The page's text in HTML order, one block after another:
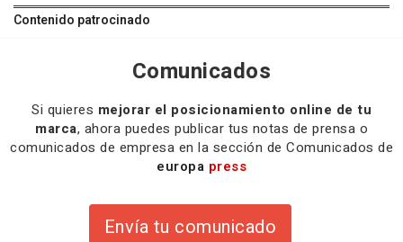
Contenido patrocinado
Comunicados
Si quieres mejorar el posicionamiento online de tu
marca, ahora puedes publicar tus notas de prensa o
comunicados de empresa en la sección de Comunicados de
europa press
Envía tu comunicado